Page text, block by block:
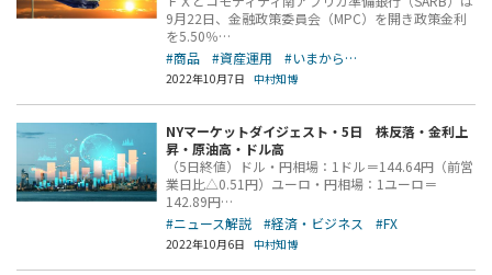
9月22日、金融政策委員会（MPC）を開き政策金利
を5.50％…
#商品
#資産運用 #いまから…
2022年10月7日 中村知博
NYマーケットダイジェスト・5日 株反落・金利上
昇・原油高・ドル高
（5日終値）ドル・円相場：1ドル＝144.64円（前営
業日比△0.51円）ユーロ・円相場：1ユーロ＝
142.89円…
#ニュース解説
#経済・ビジネス #FX
2022年10月6日 中村知博